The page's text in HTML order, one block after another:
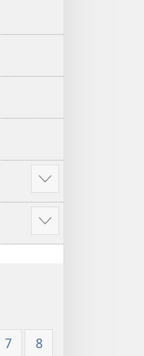
Hi
ˈo
hau
atu
Hi
ˈo
7
8